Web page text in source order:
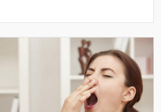
adına Elmi Cərrahiyy